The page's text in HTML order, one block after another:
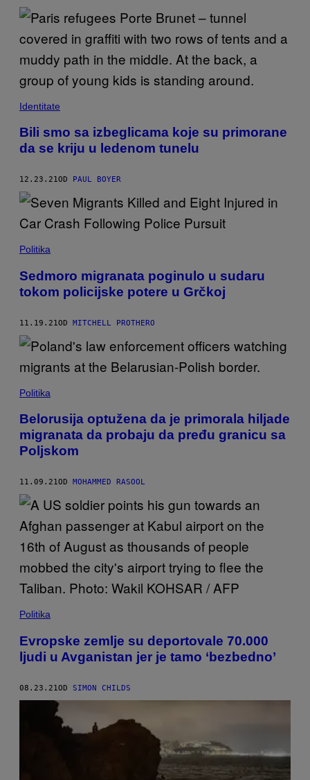
Identitate
Bili smo sa izbeglicama koje su primorane
da se kriju u ledenom tunelu
12.23.21OD PAUL BOYER
Politika
Sedmoro migranata poginulo u sudaru
tokom policijske potere u Grčkoj
11.19.21OD MITCHELL PROTHERO
Politika
Belorusija optužena da je primorala hiljade
migranata da probaju da pređu granicu sa
Poljskom
11.09.21OD MOHAMMED RASOOL
Politika
Evropske zemlje su deportovale 70.000
ljudi u Avganistan jer je tamo ‘bezbedno’
08.23.21OD SIMON CHILDS